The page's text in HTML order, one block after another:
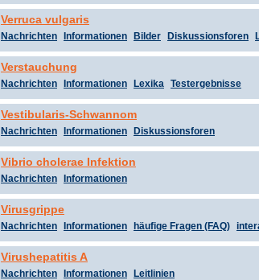
Verruca vulgaris
Nachrichten Informationen Bilder Diskussionsforen
Verstauchung
Nachrichten Informationen Lexika Testergebnisse
Vestibularis-Schwannom
Nachrichten Informationen Diskussionsforen
Vibrio cholerae Infektion
Nachrichten Informationen
Virusgrippe
Nachrichten Informationen häufige Fragen (FAQ)
Virushepatitis A
Nachrichten Informationen Leitlinien